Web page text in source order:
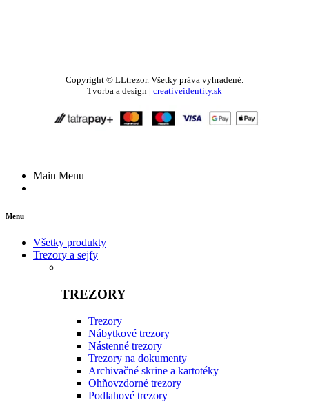
Copyright © LLtrezor. Všetky práva vyhradené.
Tvorba a design | creativeidentity.sk
Main Menu
Menu
Všetky produkty
Trezory a sejfy
TREZORY
Trezory
Nábytkové trezory
Nástenné trezory
Trezory na dokumenty
Archivačné skrine a kartotéky
Ohňovzdorné trezory
Podlahové trezory